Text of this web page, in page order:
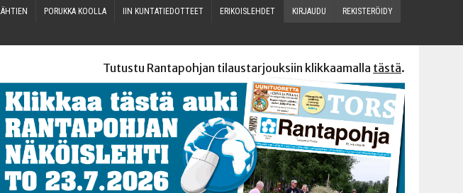
PORUK­KA KOOLLA IIN KUN­TA­TIE­DOT­TEET ERI­KOIS­LEH­DET KIR­JAU­DU REKIS­TE­RÖI­DY
Tutustu Rantapohjan tilaustarjouksiin klikkaamalla tästä.